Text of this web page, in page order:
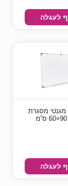
לעגלה
מגנטי מסגרת
לעגלה